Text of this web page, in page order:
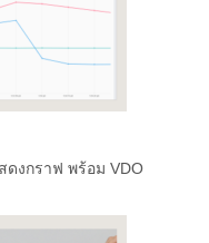
งกราฟ พร้อม VDO